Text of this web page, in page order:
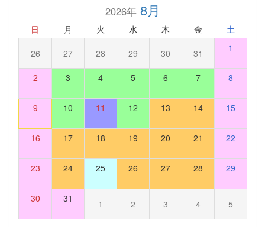
2026年8月
日 月 火 水 木 金 土
26 27 28 29 30 31 1
2 3 4 5 6 7 8
9 10 11 12 13 14 15
16 17 18 19 20 21 22
23 24 25 26 27 28 29
30 31 1 2 3 4 5